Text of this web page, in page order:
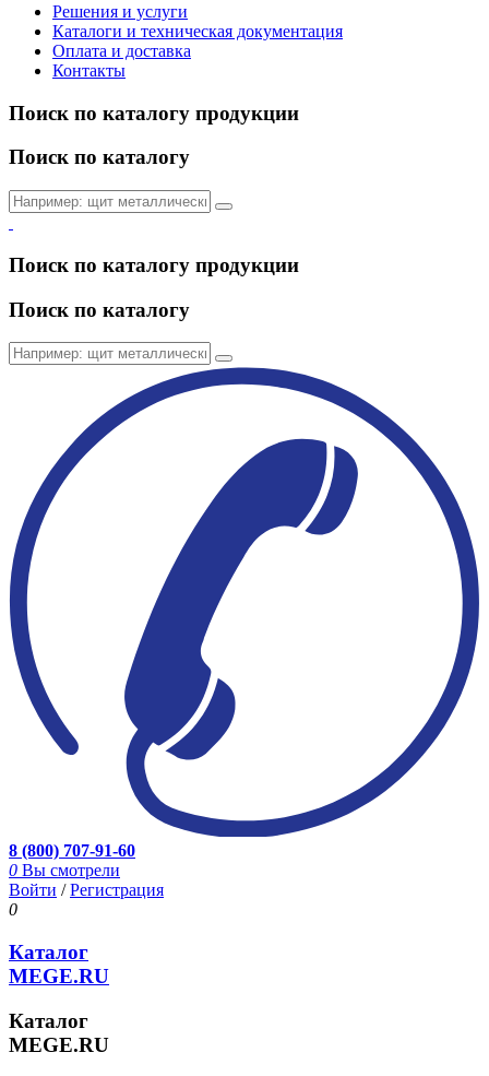
Решения и услуги
Каталоги и техническая документация
Оплата и доставка
Контакты
Поиск по каталогу продукции
Поиск по каталогу
Поиск по каталогу продукции
Поиск по каталогу
8 (800) 707-91-60
0 Вы смотрели
Войти /Регистрация
0
Каталог
MEGE.RU
Каталог
MEGE.RU